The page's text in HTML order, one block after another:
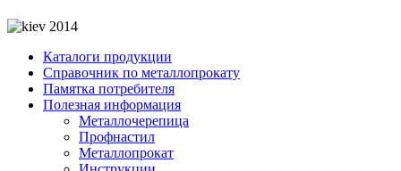
Каталоги продукции
Справочник по металлопрокату
Памятка потребителя
Полезная информация
Металлочерепица
Профнастил
Металлопрокат